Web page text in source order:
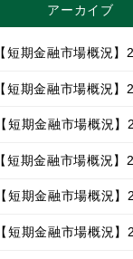
アーカイブ
【短期金融市場概況
【短期金融市場概況
【短期金融市場概況
【短期金融市場概況
【短期金融市場概況
【短期金融市場概況